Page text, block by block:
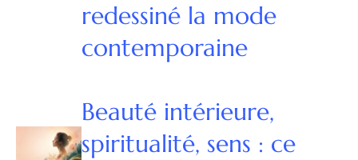
redessiné la mode
contemporaine
Beauté intérieure,
spiritualité, sens : ce